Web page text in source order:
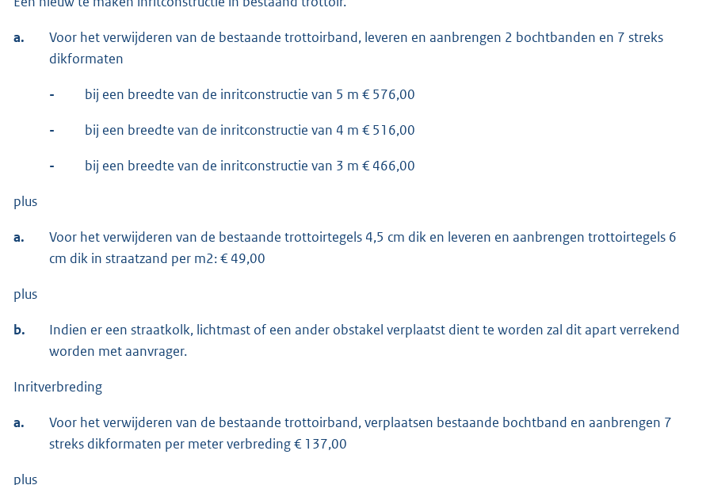
a.
Voor het verwijderen van de bestaande trottoirband, leveren en aanbrengen 2 bochtbanden en 7 streks
dikformaten
- bij een breedte van de inritconstructie van 5 m € 576,00
- bij een breedte van de inritconstructie van 4 m € 516,00
- bij een breedte van de inritconstructie van 3 m € 466,00
plus
a.
Voor het verwijderen van de bestaande trottoirtegels 4,5 cm dik en leveren en aanbrengen trottoirtegels 6
cm dik in straatzand per m2: € 49,00
plus
b.
Indien er een straatkolk, lichtmast of een ander obstakel verplaatst dient te worden zal dit apart verrekend
worden met aanvrager.
Inritverbreding
a.
Voor het verwijderen van de bestaande trottoirband, verplaatsen bestaande bochtband en aanbrengen 7
streks dikformaten per meter verbreding € 137,00
plus